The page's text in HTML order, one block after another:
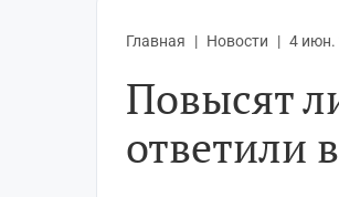
Главная Новости 4 июн.
Повысят
ответили